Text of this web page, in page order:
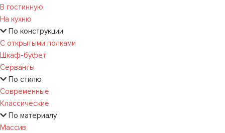
В гостинную
На кухню
По конструкции
С открытыми полками
Шкаф-буфет
Серванты
По стилю
Современные
Классические
По материалу
Массив